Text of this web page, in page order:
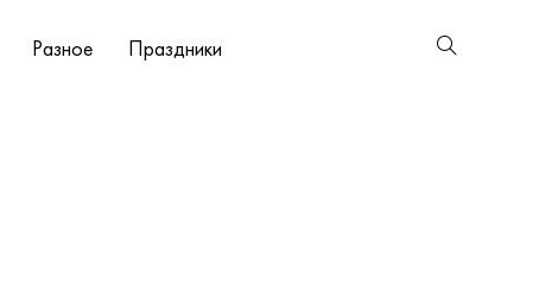
Разное Праздники